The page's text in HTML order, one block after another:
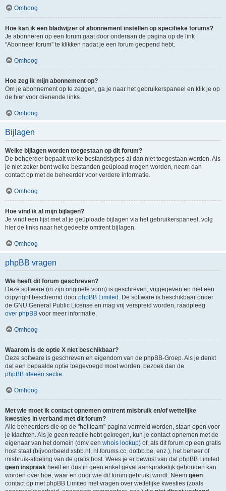
Omhoog
Hoe kan ik een bladwijzer of abonnement instellen op specifieke forums?
Je abonneren op een forum gaat door onderaan de pagina op de link
“Abonneer forum” te klikken nadat je een forum geopend hebt.
Omhoog
Hoe zeg ik mijn abonnement op?
Om je abonnement op te zeggen, ga je naar het gebruikerspaneel en klik je op
de hier voor dienende links.
Omhoog
Bijlagen
Welke bijlagen worden toegestaan op dit forum?
De beheerder bepaalt welke bestandstypes al dan niet toegestaan worden. Als
je niet zeker bent welke bestanden geüpload mogen worden, neem dan
contact op met de beheerder voor verdere informatie.
Omhoog
Hoe vind ik al mijn bijlagen?
Je vindt een lijst met al je geüploade bijlagen via het gebruikerspaneel, volg
hier de links naar het gedeelte omtrent bijlagen.
Omhoog
phpBB vragen
Wie heeft dit forum geschreven?
Deze software (in zijn originele vorm) is geschreven, vrijgegeven en met een
copyright beschermd door phpBB Limited . De software is beschikbaar onder
de GNU General Public License en mag vrij verspreid worden, raadpleeg
over phpBB voor meer informatie.
Omhoog
Waarom is de optie X niet beschikbaar?
Deze software is geschreven en eigendom van de phpBB-Groep. Als je denkt
dat een bepaalde optie toegevoegd moet worden, bezoek dan de
phpBB Ideeën sectie.
Omhoog
Met wie moet ik contact opnemen omtrent misbruik en/of wettelijke
kwesties in verband met dit forum?
Alle beheerders die op de "het team"-pagina vermeld worden, staan open voor
je klachten. Als je geen reactie hebt gekregen, kun je contact opnemen met de
eigenaar van het domein (dmv een whois lookup) of, als dit forum op een gratis
host staat (bijvoorbeeld xsbb.nl, nl.forums.cc, dotbb.be, enz.), het beheer of
misbruik-afdeling van de gratis host. Wees je er bewust van dat phpBB Limited
geen inspraak heeft en dus in geen enkel geval aansprakelijk gehouden kan
worden over hoe, waar en door wie dit forum gebruikt wordt. Neem geen
contact op met phpBB Limited met vragen over wettelijke kwesties (zoals